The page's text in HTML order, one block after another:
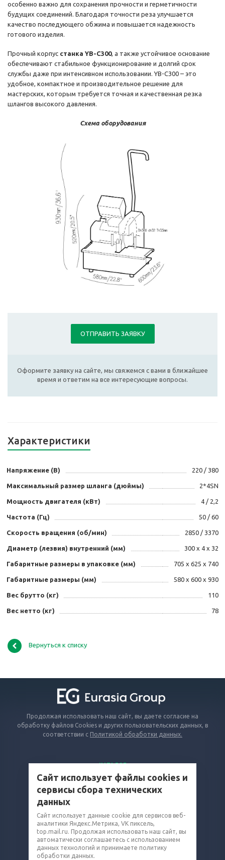
особенно важно для сохранения прочности и герметичности
будущих соединений. Благодаря точности реза улучшается
качество последующего обжима и повышается надежность
готового изделия.
Прочный корпус станка YB-C300, а также устойчивое основание
обеспечивают стабильное функционирование и долгий срок
службы даже при интенсивном использовании. YB-C300 – это
удобное, компактное и производительное решение для
мастерских, которым требуется точная и качественная резка
шлангов высокого давления.
Схема оборудования
ОТПРАВИТЬ ЗАЯВКУ
Оформите заявку на сайте, мы свяжемся с вами в ближайшее
время и ответим на все интересующие вопросы.
Характеристики
Напряжение (В) 220 / 380
Максимальный размер шланга (дюймы) 2*4SN
Мощность двигателя (кВт) 4 / 2,2
Частота (Гц) 50 / 60
Скорость вращения (об/мин) 2850 / 3370
Диаметр (лезвия) внутренний (мм) 300 х 4 х 32
Габаритные размеры в упаковке (мм) 705 х 625 х 740
Габаритные размеры (мм) 580 х 600 х 930
Вес брутто (кг) 110
Вес нетто (кг) 78
Вернуться к списку
Продолжая использовать наш сайт, вы даете согласие на
обработку файлов Cookies и других пользовательских данных, в
соответствии с Политикой обработки данных.
КАТАЛОГ
ВОПРОСЫ И ОТВЕТЫ
КОМПАНИЯ
8 (800) 302-16-74
rvd@eq-mail.ru
Сайт использует файлы cookies и
сервисы сбора технических
данных
Сайт использует данные cookie для сервисов веб-
аналитики Яндекс.Метрика, VK пиксель,
top.mail.ru. Продолжая использовать наш сайт, вы
автоматически соглашаетесь с использованием
данных технологий и принимаете политику
обработки данных.